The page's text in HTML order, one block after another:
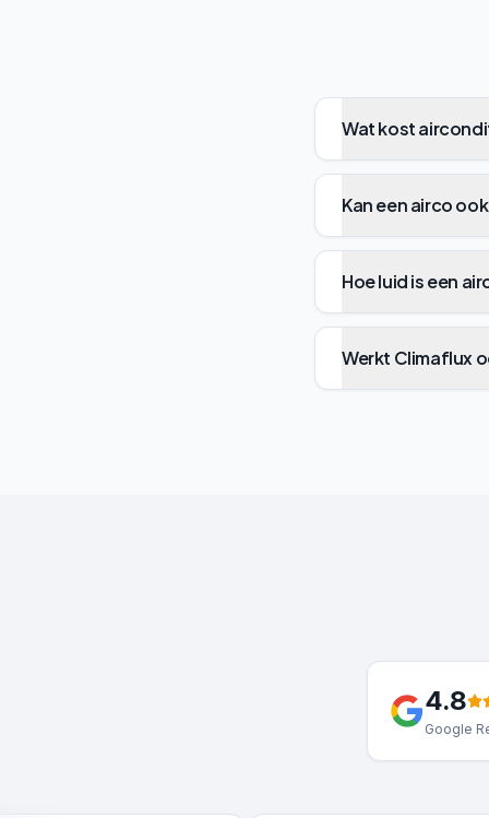
Wat kost
Kan een airco
Hoe luid is een
Werkt Climaflux
4.8
Google